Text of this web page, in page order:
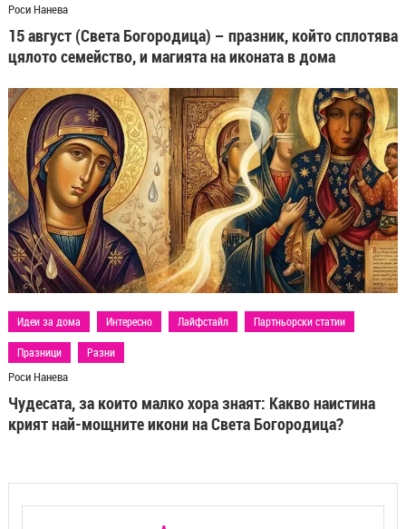
Роси Нанева
15 август (Света Богородица) – празник, който сплотява
цялото семейство, и магията на иконата в дома
Идеи за дома Интересно Лайфстайл Партньорски статии
Празници Разни
Роси Нанева
Чудесата, за които малко хора знаят: Какво наистина
крият най-мощните икони на Света Богородица?